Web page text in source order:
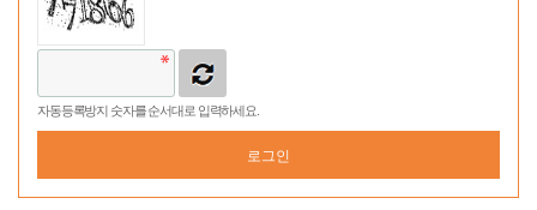
자동등록방지 숫자를 순서대로 입력하세요.
로그인